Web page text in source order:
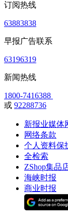
订阅热线
63883838
早报广告联系
63196319
新闻热线
1800-7416388
或 92288736
新报业媒体
网络条款
个人资料保
全检索
ZShop集品
海峡时报
商业时报